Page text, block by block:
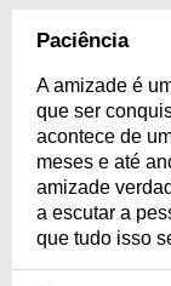
Paciência
A amizade é
que ser
acontece de
meses e até
amizade
a escutar a
que tudo isso